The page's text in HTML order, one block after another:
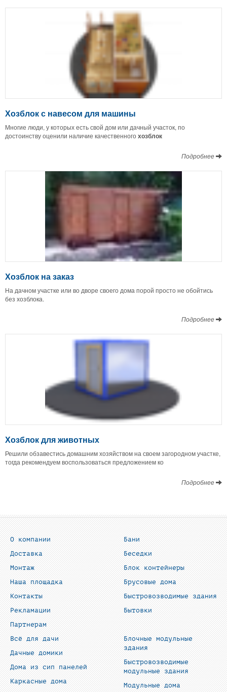
Хозблок с навесом для машины
Многие люди, у которых есть свой дом или дачный участок, по
достоинству оценили наличие качественногохозблок
Подробнее
Хозблок на заказ
На дачном участке или во дворе своего дома порой просто не обойтись
без хозблока.
Подробнее
Хозблок для животных
Решили обзавестись домашним хозяйством на своем загородном участке,
тогда рекомендуем воспользоваться предложением ко
Подробнее
О компании
Доставка
Монтаж
Наша площадка
Контакты
Рекламации
Партнерам
Бани
Беседки
Блок контейнеры
Брусовые дома
Быстровозводимые здания
Бытовки
Всё для дачи
Дачные домики
Дома из сип панелей
Каркасные дома
Блочные модульные
здания
Быстровозводимые
модульные здания
Модульные дома